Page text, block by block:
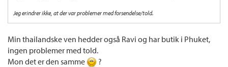
Jeg erindrer ikke, at der var problemer med forsendelse/told.
Min thailandske ven hedder også Ravi og har butik i Phuket,
ingen problemer med told.
Mon det er den samme
?